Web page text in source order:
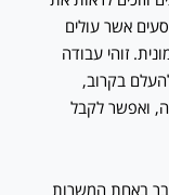
אשר עולים
זוהי עבודה
בקרוב,
ואפשר לקבל
באחת המשרות